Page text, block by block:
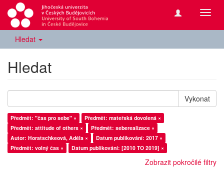
Hledat
Hledat
Vykonat
Předmět: "čas pro sebe" ×
Předmět: mateřská dovolená ×
Předmět: attitude of others ×
Předmět: seberealizace ×
Autor: Horatschkeová, Adéla ×
Datum publikování: 2017 ×
Předmět: volný čas ×
Datum publikování: [2010 TO 2019] ×
Zobrazit pokročilé filtry